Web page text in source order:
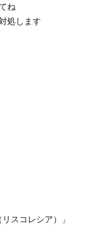
ね
処します
スコレシア）」